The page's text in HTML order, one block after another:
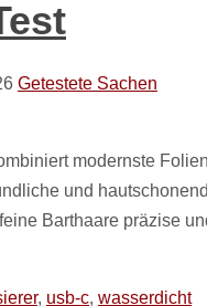
Getestete Sachen
modernste
und
Barthaare präzise
, usb-c, wasserdicht